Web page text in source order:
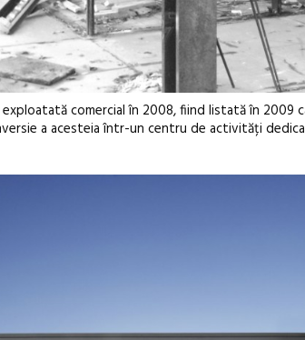
comercial în 2008, fiind listată în
a acesteia într-un centru de activități